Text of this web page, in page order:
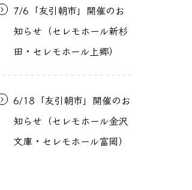
7/6「友引朝市」開催のお
知らせ（セレモホール新杉
田・セレモホール上郷）
6/18「友引朝市」開催のお
知らせ（セレモホール金沢
文庫・セレモホール富岡）